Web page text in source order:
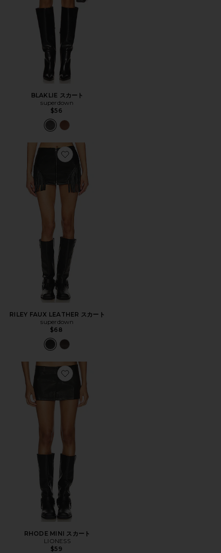
BLAKLIE スカート
superdown
$56
Favorite RILEY FAUX LEATHER スカート
RILEY FAUX LEATHER スカート
superdown
$68
Favorite RHODE MINI スカート
RHODE MINI スカート
LIONESS
$59